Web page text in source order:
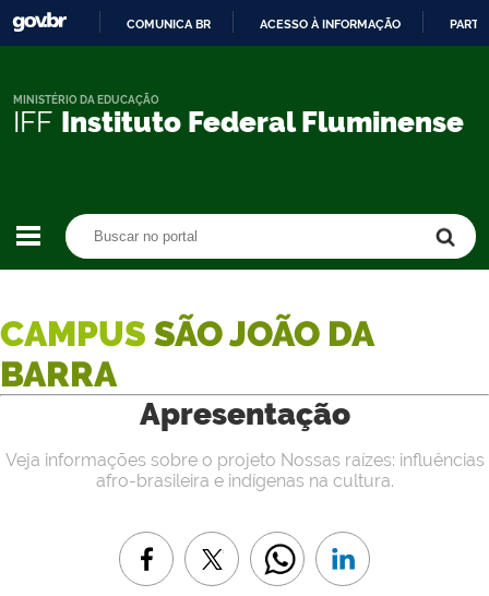
CONTEÚDO
COMUNICA BR ACESSO À INFORMAÇÃO
IFF Instituto Federal Fluminense
MINISTÉRIO DA EDUCAÇÃO
CAMPUS SÃO JOÃO DA
BARRA
Apresentação
Veja informações sobre o projeto Nossas raízes: influências
afro-brasileira e indígenas na cultura.